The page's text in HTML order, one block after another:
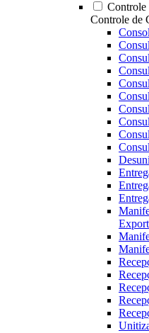
Controle
Controle de